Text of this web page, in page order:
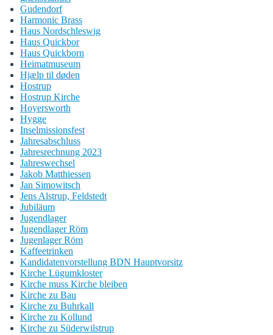
Gudendorf
Harmonic Brass
Haus Nordschleswig
Haus Quickbor
Haus Quickborn
Heimatmuseum
Hjælp til døden
Hostrup
Hostrup Kirche
Hoyersworth
Hygge
Inselmissionsfest
Jahresabschluss
Jahresrechnung 2023
Jahreswechsel
Jakob Matthiessen
Jan Simowitsch
Jens Alstrup, Feldstedt
Jubiläum
Jugendlager
Jugendlager Röm
Jugenlager Röm
Kaffeetrinken
Kandidatenvorstellung BDN Hauptvorsitz
Kirche Lügumkloster
Kirche muss Kirche bleiben
Kirche zu Bau
Kirche zu Buhrkall
Kirche zu Kollund
Kirche zu Süderwilstrup